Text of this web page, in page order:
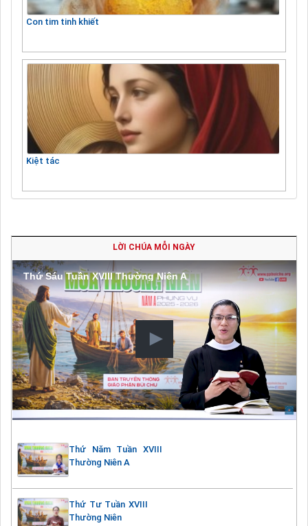
Con tim tinh khiết
Kiệt tác
LỜI CHÚA MỖI NGÀY
Thứ Sáu Tuần XVIII Thường Niên A
Thứ Năm Tuần XVIII
Thường Niên A
Thứ Tư Tuần XVIII
Thường Niên